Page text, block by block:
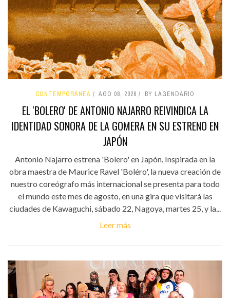
CONTEMPORÁNEA AGO 08, 2026 BY LAGENDARIO
EL 'BOLERO' DE ANTONIO NAJARRO REIVINDICA LA
IDENTIDAD SONORA DE LA GOMERA EN SU ESTRENO EN
JAPÓN
Antonio Najarro estrena 'Bolero' en Japón. Inspirada en la
obra maestra de Maurice Ravel 'Boléro', la nueva creación de
nuestro coreógrafo más internacional se presenta para todo
el mundo este mes de agosto, en una gira que visitará las
ciudades de Kawaguchi, sábado 22, Nagoya, martes 25, y la...
Leer más